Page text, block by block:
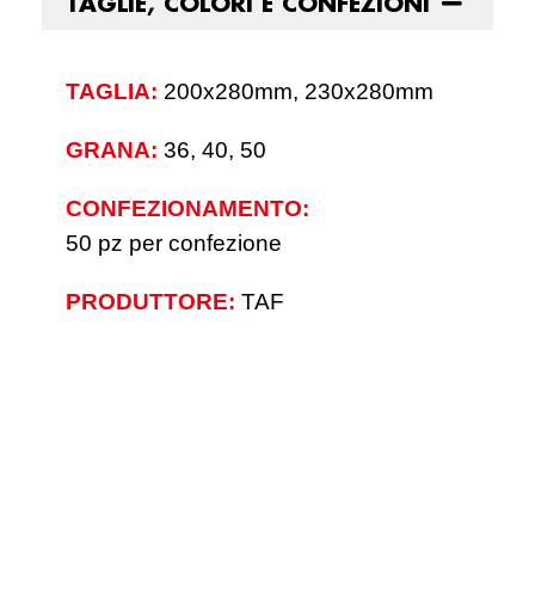
TAGLIA: 200x280mm, 230x280mm
GRANA: 36, 40, 50
CONFEZIONAMENTO:
50 pz per confezione
PRODUTTORE: TAF